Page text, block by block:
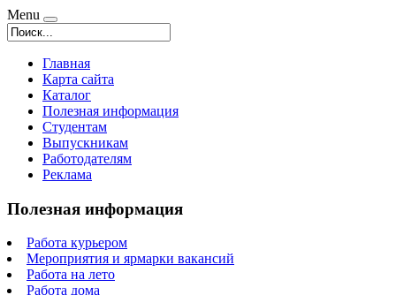
Menu
Главная
Карта сайта
Каталог
Полезная информация
Студентам
Выпускникам
Работодателям
Реклама
Полезная информация
Работа курьером
Мероприятия и ярмарки вакансий
Работа на лето
Работа дома